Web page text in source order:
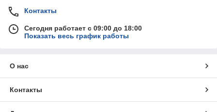
Контакты
Сегодня работает с 09:00 до 18:00
Показать весь график работы
О нас
Контакты